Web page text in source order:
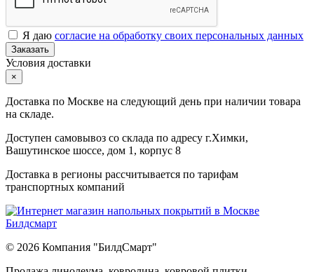
Я даю согласие на обработку своих персональных данных
Заказать
Условия доставки
×
Доставка по Москве на следующий день при наличии товара
на складе.
Доступен самовывоз со склада по адресу г.Химки,
Вашутинское шоссе, дом 1, корпус 8
Доставка в регионы рассчитывается по тарифам
транспортных компаний
© 2026 Компания "БилдСмарт"